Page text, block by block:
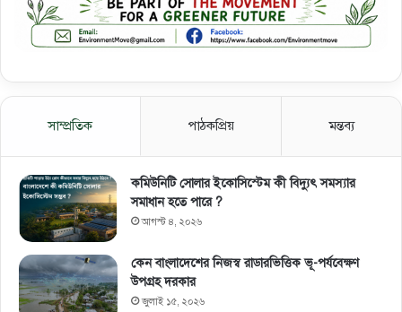
সাম্প্রতিক পাঠকপ্রিয় মন্তব্য
কমিউনিটি সোলার ইকোসিস্টেম কী বিদ্যুৎ সমস্যার
সমাধান হতে পারে ?
আগস্ট ৪, ২০২৬
কেন বাংলাদেশের নিজস্ব রাডারভিত্তিক ভূ-পর্যবেক্ষণ
উপগ্রহ দরকার
জুলাই ১৫, ২০২৬